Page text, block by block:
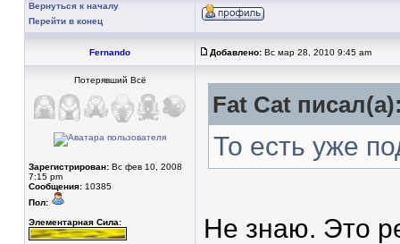
Вернуться к началу
Перейти в конец
Fernando Добавлено: Вс мар 28, 2010 9:45 am
Потерявший Всё
Зарегистрирован: Вс фев 10, 2008
7:15 pm
Сообщения: 10385
Пол:
Элементарная Сила:
Fat Cat
То есть уже
Не знаю. Это